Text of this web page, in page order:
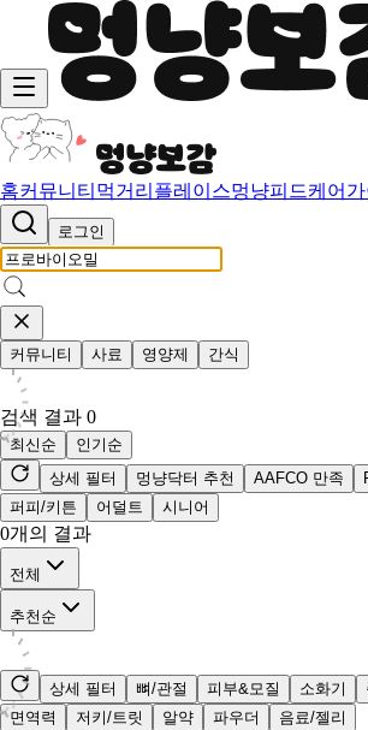
홈커뮤니티 먹거리 플레이스멍냥피드케어
로그인
커뮤니티 사료 영양제 간식
검색 결과 0
최신순
인기순
상세 필터
멍냥닥터 추천 AAFCO 만족
퍼피/키튼
어덜트 시니어
0개의 결과
전체
추천순
상세 필터 뼈/관절 피부&모질 소화기
면역력
저키/트릿 알약 파우더 음료/젤리